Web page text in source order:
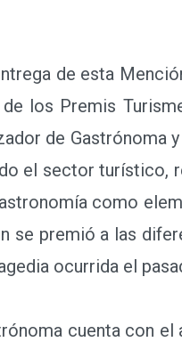
de esta
los Premis
de Gastrónoma
el sector turístico,
como
se premió a las
ocurrida el
cuenta con el